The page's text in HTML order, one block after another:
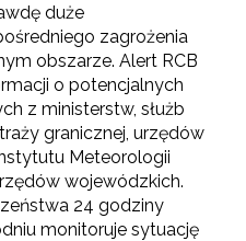
duże
zagrożenia
obszarze. Alert RCB
o potencjalnych
z ministerstw, służb
granicznej, urzędów
Meteorologii
wojewódzkich.
24 godziny
monitoruje sytuację